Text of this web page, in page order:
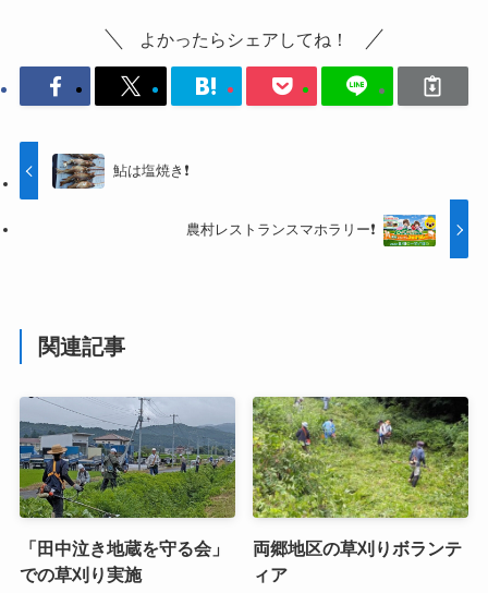
よかったらシェアしてね！
鮎は塩焼き❗
農村レストランスマホラリー❗
関連記事
「田中泣き地蔵を守る会」
での草刈り実施
両郷地区の草刈りボランテ
ィア